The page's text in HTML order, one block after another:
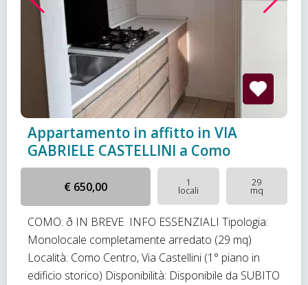
Appartamento in affitto in VIA
GABRIELE CASTELLINI a Como
€ 650,00 1
locali
29
mq
COMO: ð IN BREVE  INFO ESSENZIALI Tipologia:
Monolocale completamente arredato (29 mq)
Località: Como Centro, Via Castellini (1° piano in
edificio storico) Disponibilità: Disponibile da SUBITO